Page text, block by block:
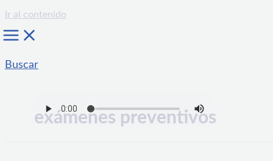
Ir al contenido
Buscar
exámenes preventivos